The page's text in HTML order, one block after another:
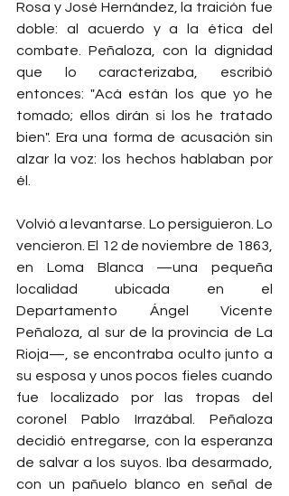
Rosa y José Hernández, la traición fue
doble: al acuerdo y a la ética del
combate. Peñaloza, con la dignidad
que lo caracterizaba, escribió
entonces: "Acá están los que yo he
tomado; ellos dirán si los he tratado
bien". Era una forma de acusación sin
alzar la voz: los hechos hablaban por
él.
Volvió a levantarse. Lo persiguieron. Lo
vencieron. El 12 de noviembre de 1863,
en Loma Blanca —una pequeña
localidad ubicada en el
Departamento Ángel Vicente
Peñaloza, al sur de la provincia de La
Rioja—, se encontraba oculto junto a
su esposa y unos pocos fieles cuando
fue localizado por las tropas del
coronel Pablo Irrazábal. Peñaloza
decidió entregarse, con la esperanza
de salvar a los suyos. Iba desarmado,
con un pañuelo blanco en señal de